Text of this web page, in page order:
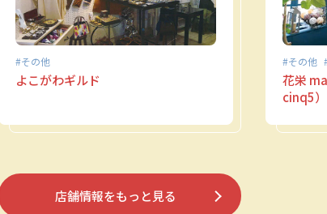
その他
よこがわギルド
その他
花栄
cinq5）
店舗情報をもっと見る